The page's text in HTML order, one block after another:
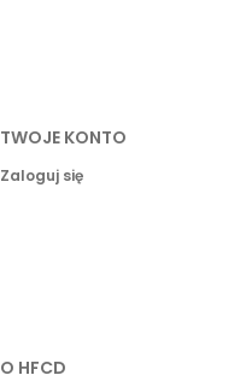
TWOJE KONTO
Zaloguj się
O HFCD